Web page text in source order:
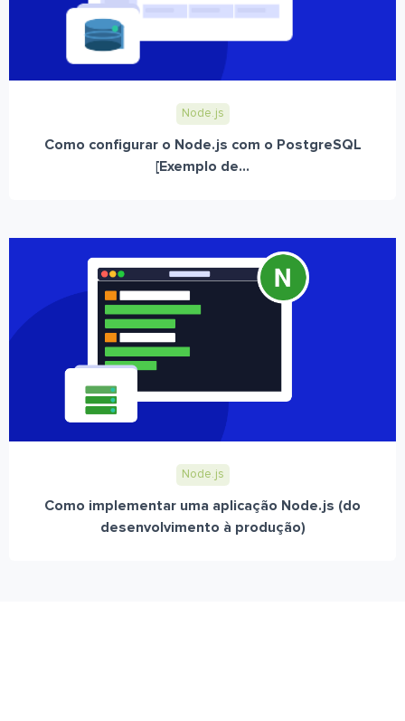
Node.js
Como configurar o Node.js com o PostgreSQL
[Exemplo de...
Node.js
Como implementar uma aplicação Node.js (do
desenvolvimento à produção)